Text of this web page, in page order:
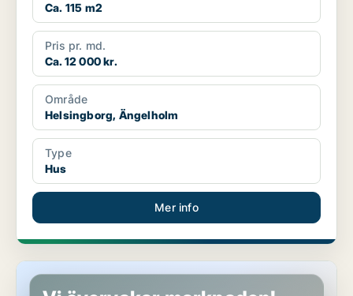
Ca. 115 m2
Pris pr. md.
Ca. 12 000 kr.
Område
Helsingborg, Ängelholm
Type
Hus
Mer info
Hus i Helsingborg